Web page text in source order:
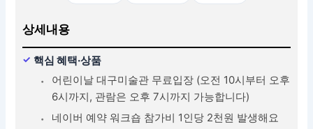
상세내용
핵심 혜택·상품
어린이날 대구미술관 무료입장 (오전 10시부터 오후
6시까지, 관람은 오후 7시까지 가능합니다)
네이버 예약 워크숍 참가비 1인당 2천원 발생해요